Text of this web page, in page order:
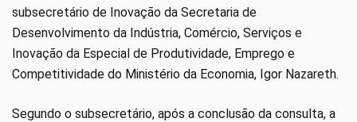
subsecretário de Inovação da Secretaria de
Desenvolvimento da Indústria, Comércio, Serviços e
Inovação da Especial de Produtividade, Emprego e
Competitividade do Ministério da Economia, Igor Nazareth.
Segundo o subsecretário, após a conclusão da consulta, a